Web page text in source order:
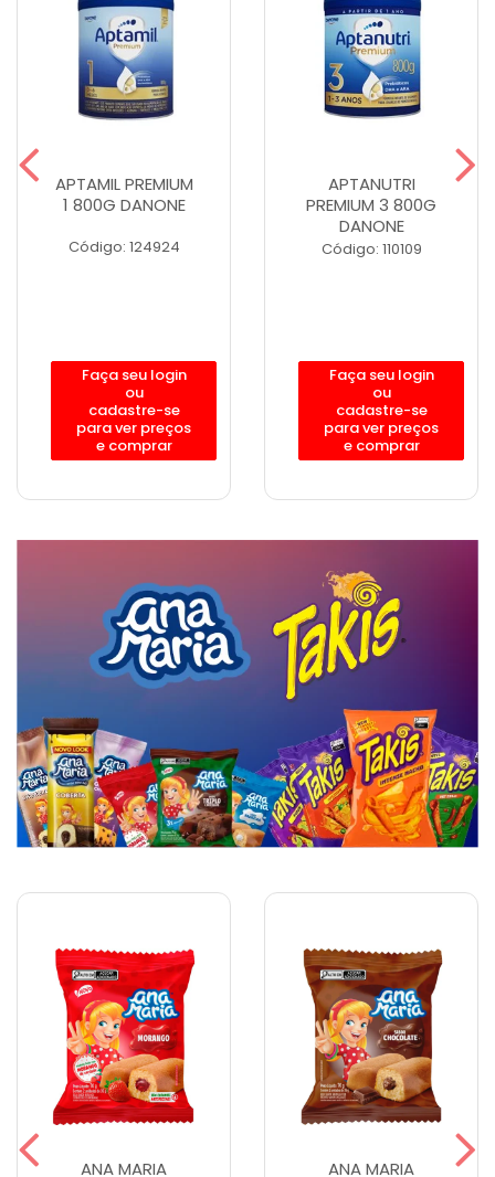
APTAMIL PREMIUM
1 800G DANONE
Código: 124924
Faça seu login
ou
cadastre-se
para ver preços
e comprar
APTANUTRI
PREMIUM 3 800G
DANONE
Código: 110109
Faça seu login
ou
cadastre-se
para ver preços
e comprar
ANA MARIA
ANA MARIA